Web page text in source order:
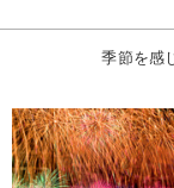
季節を感